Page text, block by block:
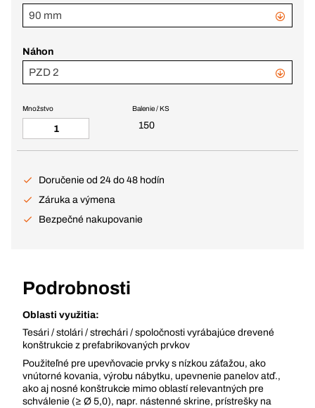
90 mm
Náhon
PZD 2
Balenie / KS
150
Množstvo
Doručenie od 24 do 48 hodín
Záruka a výmena
Bezpečné nakupovanie
Podrobnosti
Oblasti využitia:
Tesári / stolári / strechári / spoločnosti vyrábajúce drevené
konštrukcie z prefabrikovaných prvkov
Použiteľné pre upevňovacie prvky s nízkou záťažou, ako
vnútorné kovania, výrobu nábytku, upevnenie panelov atď.,
ako aj nosné konštrukcie mimo oblastí relevantných pre
schválenie (≥ Ø 5,0), napr. nástenné skrine, prístrešky na